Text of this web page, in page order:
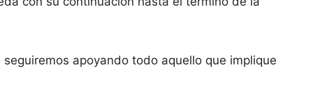
apoyando todo aquello que implique